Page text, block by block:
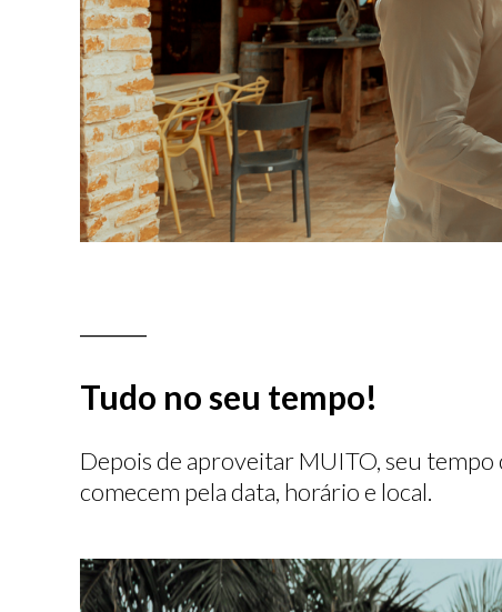
Tudo no seu tempo!
Depois de aproveitar MUITO, seu tempo
comecem pela data, horário e local.